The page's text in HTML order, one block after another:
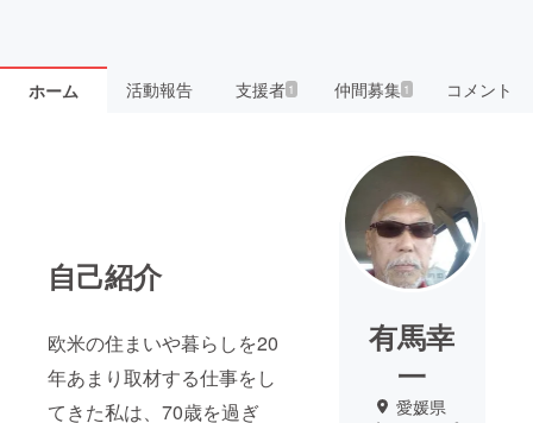
ホーム 活動報告 支援者 1 仲間募集 1 コメント
自己紹介
欧米の住まいや暮らしを20
年あまり取材する仕事をし
てきた私は、70歳を過ぎ
有馬幸
一
愛媛県